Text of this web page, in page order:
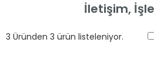
İletişim,
3 Üründen 3 ürün listeleniyor.